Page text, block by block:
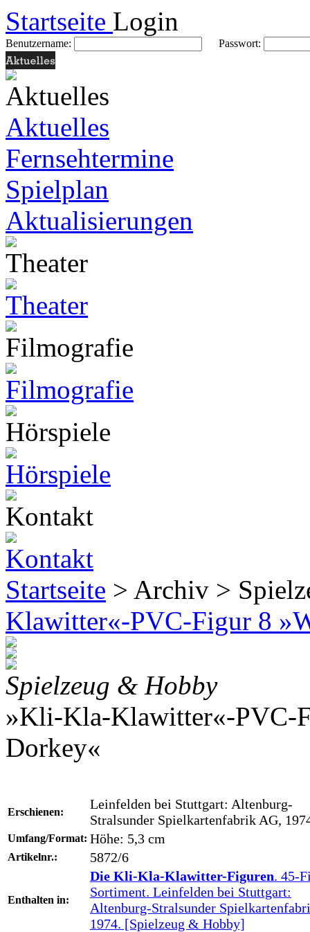
Startseite Login
Benutzername: Passwort:
Aktuelles
Fernsehtermine
Spielplan
Aktualisierungen
Startseite > Archiv >
Klawitter«-PVC-Figur 8
Spielzeug & Hobby
»Kli-Kla-Klawitter«-PVC-
Dorkey«
Erschienen:
Leinfelden bei Stuttgart: Altenburg-
Stralsunder Spielkartenfabrik AG,
Umfang/Format: Höhe: 5,3 cm
Artikelnr.: 5872/6
Enthalten in:
Die Kli-Kla-Klawitter-Figuren. 45-
Sortiment. Leinfelden bei Stuttgart:
Altenburg-Stralsunder
1974. [Spielzeug & Hobby]